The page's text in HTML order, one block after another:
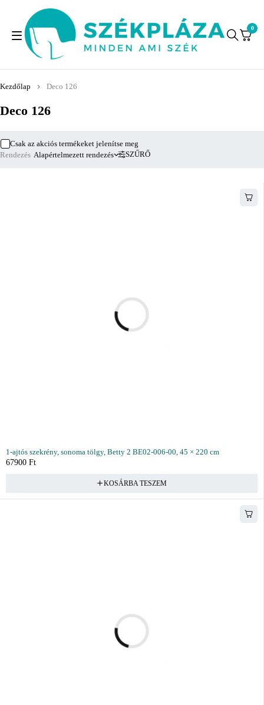
0
Deco 126
Kezdőlap Deco 126
SZŰRŐ
Csak az akciós termékeket jelenítse meg
Rendezés Alapértelmezett rendezés
1-ajtós szekrény, sonoma tölgy, Betty 2 BE02-006-00, 45 × 220 cm
67900 Ft
KOSÁRBA TESZEM